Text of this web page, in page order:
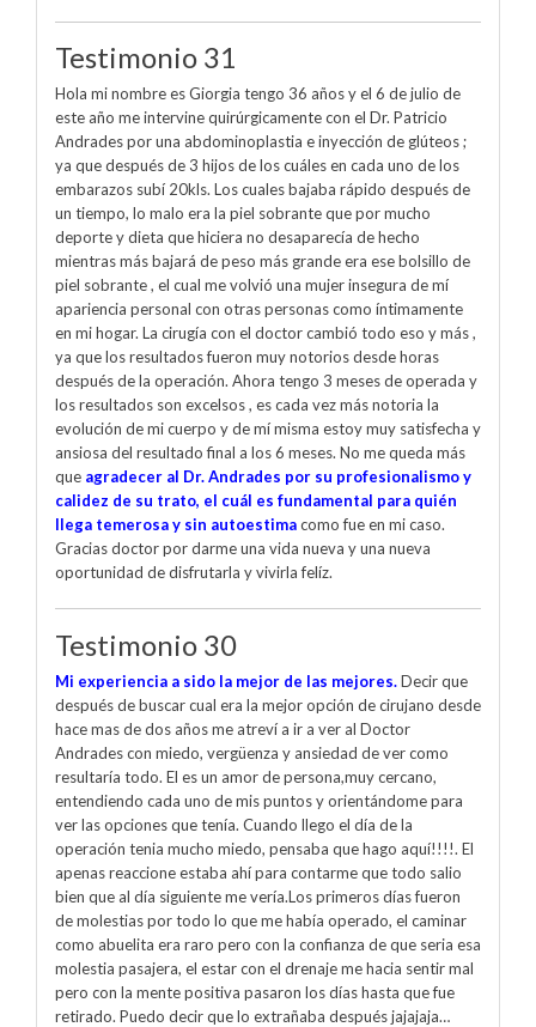
Testimonio 31
Hola mi nombre es Giorgia tengo 36 años y el 6 de julio de
este año me intervine quirúrgicamente con el Dr. Patricio
Andrades por una abdominoplastia e inyección de glúteos ;
ya que después de 3 hijos de los cuáles en cada uno de los
embarazos subí 20kls. Los cuales bajaba rápido después de
un tiempo, lo malo era la piel sobrante que por mucho
deporte y dieta que hiciera no desaparecía de hecho
mientras más bajará de peso más grande era ese bolsillo de
piel sobrante , el cual me volvió una mujer insegura de mí
apariencia personal con otras personas como íntimamente
en mi hogar. La cirugía con el doctor cambió todo eso y más ,
ya que los resultados fueron muy notorios desde horas
después de la operación. Ahora tengo 3 meses de operada y
los resultados son excelsos , es cada vez más notoria la
evolución de mi cuerpo y de mí misma estoy muy satisfecha y
ansiosa del resultado final a los 6 meses. No me queda más
que agradecer al Dr. Andrades por su profesionalismo y
calidez de su trato, el cuál es fundamental para quién
llega temerosa y sin autoestimacomo fue en mi caso.
Gracias doctor por darme una vida nueva y una nueva
oportunidad de disfrutarla y vivirla felíz.
Testimonio 30
Mi experiencia a sido la mejor de las mejores.Decir que
después de buscar cual era la mejor opción de cirujano desde
hace mas de dos años me atreví a ir a ver al Doctor
Andrades con miedo, vergüenza y ansiedad de ver como
resultaría todo. El es un amor de persona,muy cercano,
entendiendo cada uno de mis puntos y orientándome para
ver las opciones que tenía. Cuando llego el día de la
operación tenia mucho miedo, pensaba que hago aquí!!!!. El
apenas reaccione estaba ahí para contarme que todo salio
bien que al día siguiente me vería.Los primeros días fueron
de molestias por todo lo que me había operado, el caminar
como abuelita era raro pero con la confianza de que seria esa
molestia pasajera, el estar con el drenaje me hacia sentir mal
pero con la mente positiva pasaron los días hasta que fue
retirado. Puedo decir que lo extrañaba después jajajaja…